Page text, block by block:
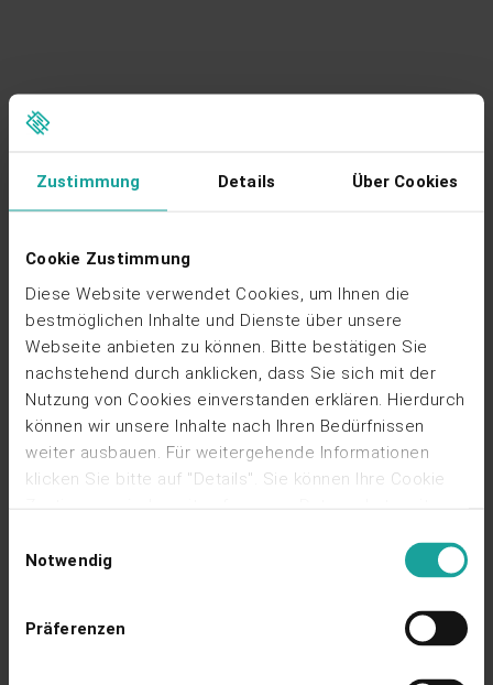
Zustimmung Details Über Cookies
Cookie Zustimmung
Diese Website verwendet Cookies, um Ihnen die
bestmöglichen Inhalte und Dienste über unsere
Webseite anbieten zu können. Bitte bestätigen Sie
nachstehend durch anklicken, dass Sie sich mit der
Nutzung von Cookies einverstanden erklären. Hierdurch
können wir unsere Inhalte nach Ihren Bedürfnissen
weiter ausbauen. Für weitergehende Informationen
klicken Sie bitte auf "Details". Sie können Ihre Cookie
verwalten" klicken.
Notwendig
Präferenzen
Digitalisierung der kaufmännischen Betriebsführung
Ansehen
Poster
Die Mieterstrom-Modelle im Vergleich
Ansehen
Gewerblicher Mieterstrom in 2 Phasen